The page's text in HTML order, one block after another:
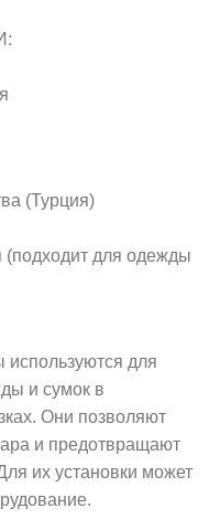
(Турция)
для одежды
для
и сумок в
Они позволяют
и предотвращают
их установки может